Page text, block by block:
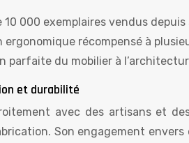
10 000 exemplaires vendus
ergonomique récompensé à
parfaite du mobilier à
et durabilité
avec des artisans et
Son engagement